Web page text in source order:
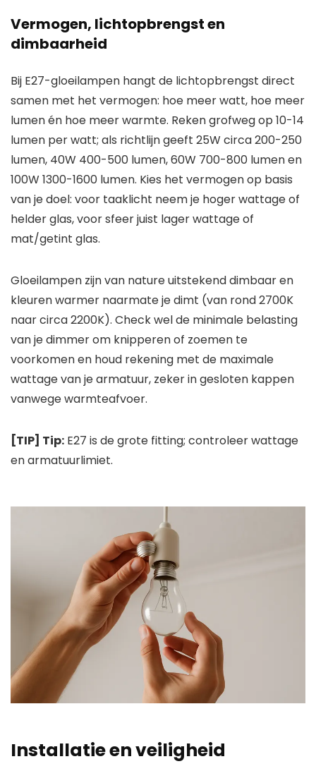
Vermogen, lichtopbrengst en
dimbaarheid
Bij E27-gloeilampen hangt de lichtopbrengst direct
samen met het vermogen: hoe meer watt, hoe meer
lumen én hoe meer warmte. Reken grofweg op 10-14
lumen per watt; als richtlijn geeft 25W circa 200-250
lumen, 40W 400-500 lumen, 60W 700-800 lumen en
100W 1300-1600 lumen. Kies het vermogen op basis
van je doel: voor taaklicht neem je hoger wattage of
helder glas, voor sfeer juist lager wattage of
mat/getint glas.
Gloeilampen zijn van nature uitstekend dimbaar en
kleuren warmer naarmate je dimt (van rond 2700K
naar circa 2200K). Check wel de minimale belasting
van je dimmer om knipperen of zoemen te
voorkomen en houd rekening met de maximale
wattage van je armatuur, zeker in gesloten kappen
vanwege warmteafvoer.
[TIP] Tip: E27 is de grote fitting; controleer wattage
en armatuurlimiet.
Installatie en veiligheid